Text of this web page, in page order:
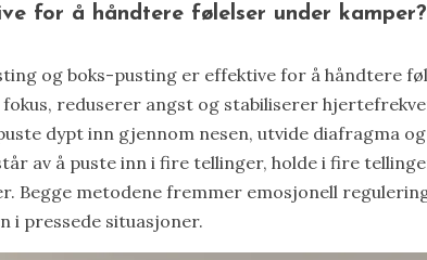
for å håndtere følelser under kamper?
og boks-pusting er effektive for å håndtere
reduserer angst og stabiliserer
dypt inn gjennom nesen, utvide diafragma
av å puste inn i fire tellinger, holde i fire
Begge metodene fremmer emosjonell
i pressede situasjoner.